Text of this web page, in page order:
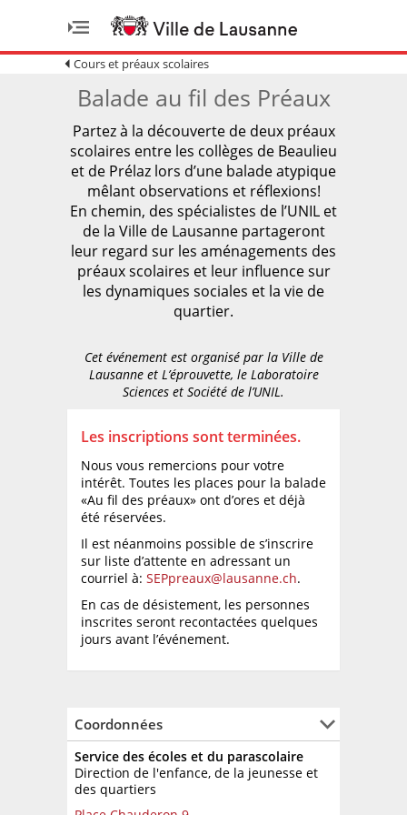
Cours et préaux scolaires
Balade au fil des Préaux
Partez à la découverte de deux préaux
scolaires entre les collèges de Beaulieu
et de Prélaz lors d’une balade atypique
mêlant observations et réflexions!
En chemin, des spécialistes de l’UNIL et
de la Ville de Lausanne partageront
leur regard sur les aménagements des
préaux scolaires et leur influence sur
les dynamiques sociales et la vie de
quartier.
Cet événement est organisé par la Ville de
Lausanne et L’éprouvette, le Laboratoire
Sciences et Société de l’UNIL.
Les inscriptions sont terminées.
Nous vous remercions pour votre
intérêt. Toutes les places pour la balade
«Au fil des préaux» ont d’ores et déjà
été réservées.
Il est néanmoins possible de s’inscrire
sur liste d’attente en adressant un
courriel à: SEPpreaux@lausanne.ch.
En cas de désistement, les personnes
inscrites seront recontactées quelques
jours avant l’événement.
Coordonnées
Service des écoles et du parascolaire
Direction de l'enfance, de la jeunesse et
des quartiers